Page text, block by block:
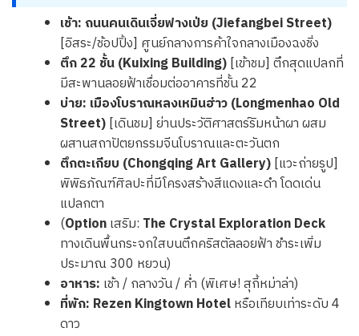
เช้า:ถนนคนเดินเจี่ยฟางเป่ย (Jiefangbei Street)
[อิสระ/ช้อปปิ้ง] ศูนย์กลางการค้าใจกลางเมืองฉงชิ่ง
ตึก 22 ชั้น (Kuixing Building)[เข้าชม] ตึกสุดแปลกที่
มีสะพานลอยฟ้าเชื่อมต่ออาคารที่ชั้น 22
บ่าย: เมืองโบราณหลงเหมินฮ่าว (Longmenhao Old
Street)[เดินชม] ย่านประวัติศาสตร์ริมหน้าผา ผสม
ผสานสถาปัตยกรรมจีนโบราณและตะวันตก
ตึกตะเกียบ (Chongqing Art Gallery)[แวะถ่ายรูป]
พิพิธภัณฑ์ศิลปะที่มีโครงสร้างสีแดงและดำ โดดเด่น
แปลกตา
(Optionเสริม: The Crystal Exploration Deck
ทางเดินพื้นกระจกใสบนตึกคริสตัลลอยฟ้า ชำระเพิ่ม
ประมาณ 300 หยวน)
อาหาร: เช้า / กลางวัน / ค่ำ (พิเศษ! สุกี้หม่าล่า)
ที่พัก: Rezen Kingtown Hotelหรือเทียบเท่าระดับ 4
ดาว